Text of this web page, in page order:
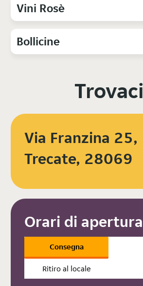
Vini Rosè
Bollicine
Trovaci
Via Franzina 25,
Trecate, 28069
Orari di apertura
Consegna
Ritiro al locale